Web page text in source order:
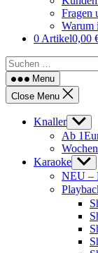
Fragen
Warum
0 Artikel0,00
Suchen
nach: Menu
Close Menu
Knaller Show
sub
menu
Ab
Karaoke Show
sub
menu
NEU –